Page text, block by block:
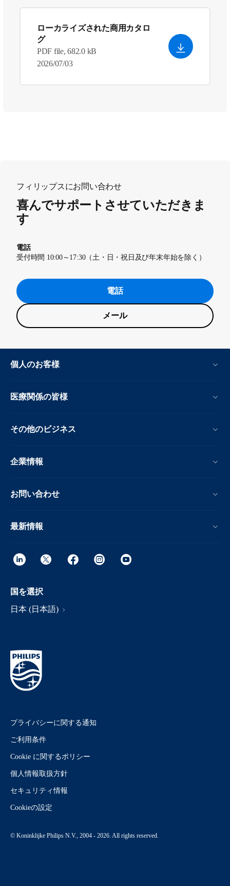
ローカライズされた商用カタロ
グ
PDF file, 682.0 kB
2026/07/03
フィリップスにお問い合わせ
喜んでサポートさせていただきま
す
電話
受付時間 10:00～17:30（土・日・祝日及び年末年始を除く）
電話
メール
個人のお客様
医療関係の皆様
その他のビジネス
企業情報
お問い合わせ
最新情報
国を選択
日本 (日本語)
プライバシーに関する通知
ご利用条件
Cookie に関するポリシー
個人情報取扱方針
セキュリティ情報
Cookieの設定
© Koninklijke Philips N.V., 2004 - 2026. All rights reserved.